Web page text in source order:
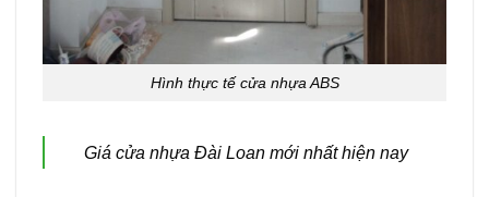
Hình thực tế cửa nhựa ABS
Giá cửa nhựa Đài Loan mới nhất hiện nay